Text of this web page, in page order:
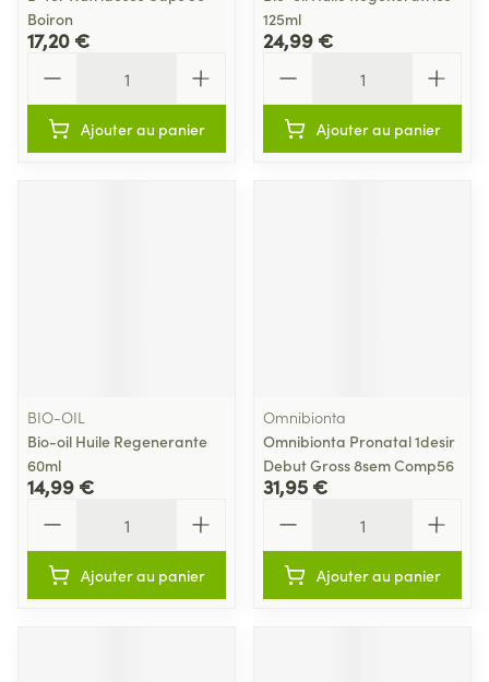
Boiron
17,20 €
Ajouter au panier
125ml
24,99 €
Ajouter au panier
BIO-OIL
Bio-oil Huile Regenerante
60ml
14,99 €
Ajouter au panier
Omnibionta
Omnibionta Pronatal 1desir
Debut Gross 8sem Comp56
31,95 €
Ajouter au panier